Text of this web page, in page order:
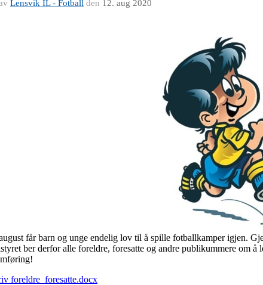
Lensvik IL - Fotball den 12. aug 2020
får barn og unge endelig lov til å spille fotballkamper igjen.
ber derfor alle foreldre, foresatte og andre publikummere om
foreldre_foresatte.docx